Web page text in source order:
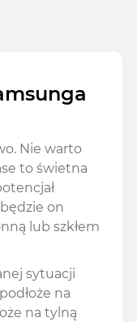
Nie warto
to świetna
on
lub szkłem
sytuacji
na
na tylną